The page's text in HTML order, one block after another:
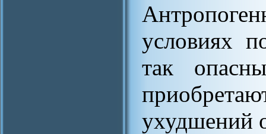
условиях
так
ухудшений